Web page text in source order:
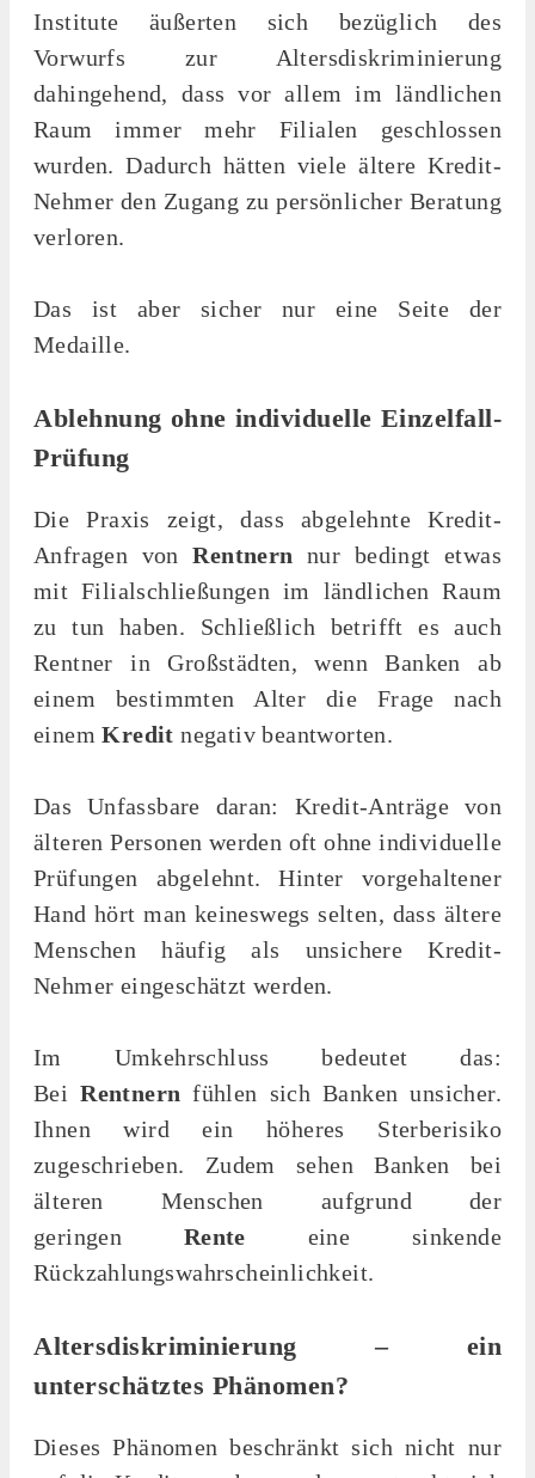
Institute äußerten sich bezüglich des
Vorwurfs zur Altersdiskriminierung
dahingehend, dass vor allem im ländlichen
Raum immer mehr Filialen geschlossen
wurden. Dadurch hätten viele ältere Kredit-
Nehmer den Zugang zu persönlicher Beratung
verloren.
Das ist aber sicher nur eine Seite der
Medaille.
Ablehnung ohne individuelle Einzelfall-
Prüfung
Die Praxis zeigt, dass abgelehnte Kredit-
Anfragen vonRentnern nur bedingt etwas
mit Filialschließungen im ländlichen Raum
zu tun haben. Schließlich betrifft es auch
Rentner in Großstädten, wenn Banken ab
einem bestimmten Alter die Frage nach
einemKredit negativ beantworten.
Das Unfassbare daran: Kredit-Anträge von
älteren Personen werden oft ohne individuelle
Prüfungen abgelehnt. Hinter vorgehaltener
Hand hört man keineswegs selten, dass ältere
Menschen häufig als unsichere Kredit-
Nehmer eingeschätzt werden.
Im Umkehrschluss bedeutet das:
BeiRentnern fühlen sich Banken unsicher.
Ihnen wird ein höheres Sterberisiko
zugeschrieben. Zudem sehen Banken bei
älteren Menschen aufgrund der
geringen Rente eine sinkende
Rückzahlungswahrscheinlichkeit.
Altersdiskriminierung – ein
unterschätztes Phänomen?
Dieses Phänomen beschränkt sich nicht nur